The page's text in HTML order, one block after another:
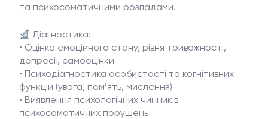
та психосоматичними розладами.
Діагностика:
• Оцінка емоційного стану, рівня тривожності,
депресії, самооцінки
• Психодіагностика особистості та когнітивних
функцій (увага, пам’ять, мислення)
• Виявлення психологічних чинників
психосоматичних порушень